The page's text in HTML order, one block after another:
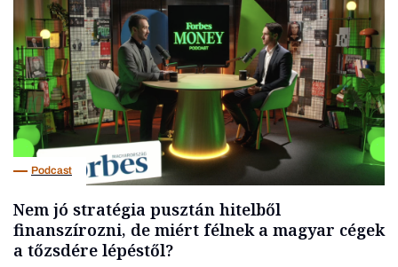
Podcast
Nem jó stratégia pusztán hitelből
finanszírozni, de miért félnek a magyar cégek
a tőzsdére lépéstől?